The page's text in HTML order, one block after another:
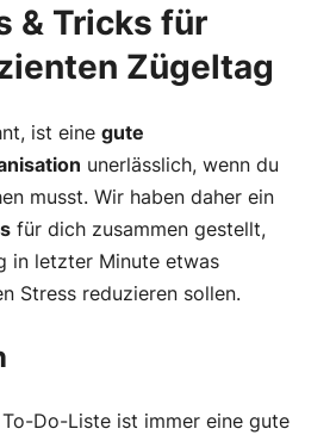
& Tricks für
Zügeltag
ist eine gute
unerlässlich, wenn du
musst. Wir haben daher ein
für dich zusammen gestellt,
in letzter Minute etwas
Stress reduzieren sollen.
Do-Liste ist immer eine gute